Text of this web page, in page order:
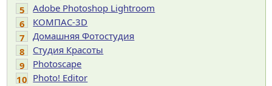
5
Adobe Photoshop Lightroom
6
КОМПАС-3D
7
Домашняя Фотостудия
8
Студия Красоты
9
Photoscape
10 Photo! Editor